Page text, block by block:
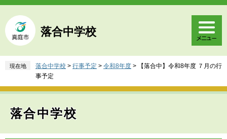
ペ
ジ
の
頭
。
メ
ュ
ー
飛
て
落合中学校
現在地 落合中学校 > 行事予定 > 令和8年度 >
【落合中】令和8年度 ７月の行
事予定
落合中学校